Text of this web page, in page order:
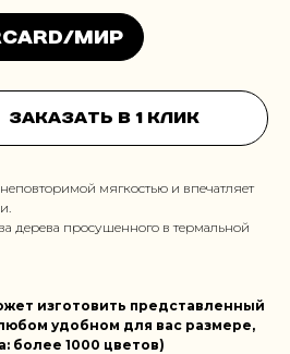
Заказать в 1 клик
мягкостью и впечатляет
дерева просушенного в термальной
изготовить представленный
удобном для вас размере,
более 1000 цветов)